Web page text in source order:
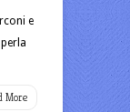
e
More